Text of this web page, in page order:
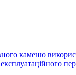
каменю